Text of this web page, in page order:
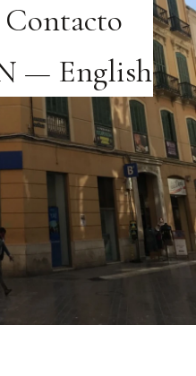
Contacto
— English